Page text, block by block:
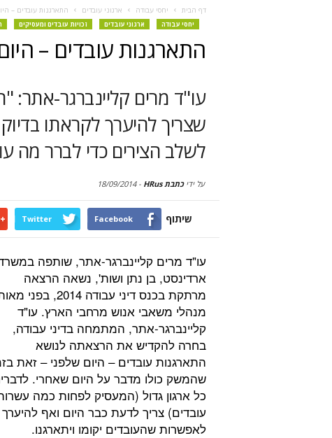
דף הבית יחסי עבודה ארגוני עובדים התארגנות עובדים –
יחסי עבודה ארגוני עובדים זכויות עובדים ומעסיקים
התארגנות עובדים –
עו"ד מרים קליינברגר-אתר:
שצריך להיערך לקראתו
לשלב הצירים כדי לברר מה
על ידיכתבת HRus -
18/09/2014
שיתוף Facebook
Twitter
עו"ד מרים קליינברגר-אתר, שותפה
ארדינסט, בן נתן ושות', נשאה הרצאה
מרתקת בכנס דיני עבודה 2014, בפני
מנהלי משאבי אנוש מרחבי הארץ. עו"ד
קליינברגר-אתר, המתמחה בדיני עבודה,
בחרה להקדיש את הרצאתה לנושא
התארגנות עובדים – היום שלפני – זאת
שהמשק כולו מדבר על היום שאחרי.
כל ארגון גדול (המעסיק לפחות כמה
עובדים) צריך לדעת כבר היום ואף להיערך
לאפשרות שהעובדים יקומו ויתארגנו.